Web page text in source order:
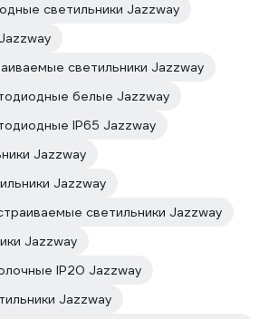
светильники Jazzway
светильники Jazzway
белые Jazzway
IP65 Jazzway
Jazzway
Jazzway
светильники Jazzway
Jazzway
IP20 Jazzway
Jazzway